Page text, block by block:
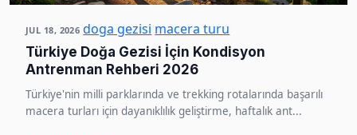
JUL 18, 2026 doga gezisi macera turu
Türkiye Doğa Gezisi İçin Kondisyon
Antrenman Rehberi 2026
Türkiye'nin milli parklarında ve trekking rotalarında başarılı
macera turları için dayanıklılık geliştirme, haftalık ant...